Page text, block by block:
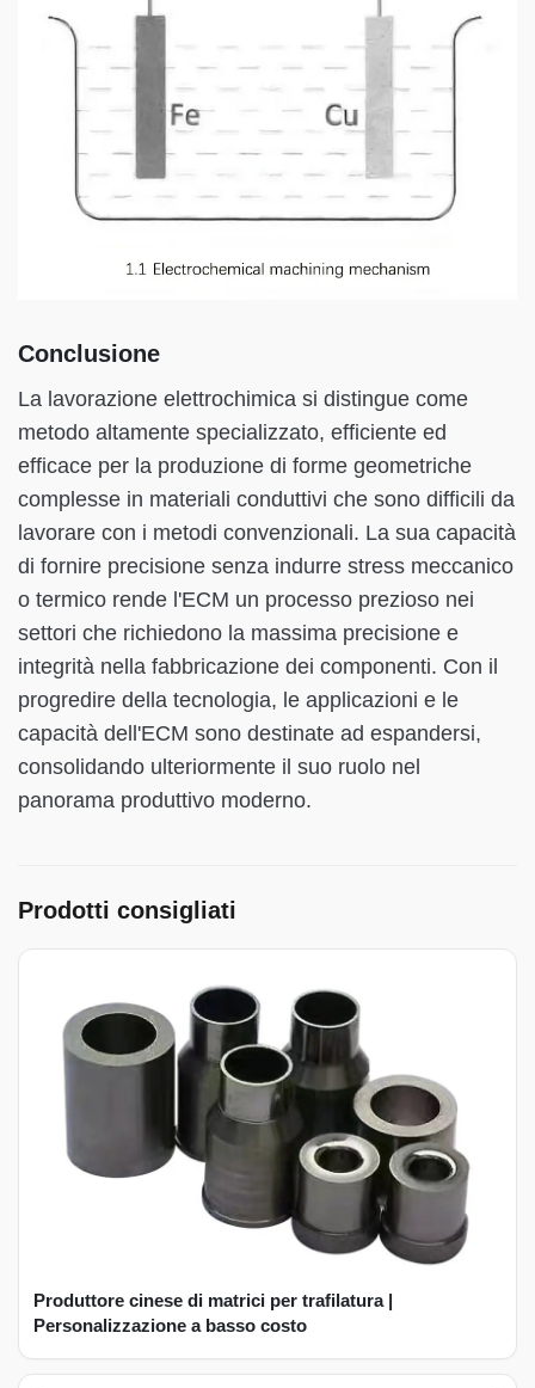
Conclusione
La lavorazione elettrochimica si distingue come
metodo altamente specializzato, efficiente ed
efficace per la produzione di forme geometriche
complesse in materiali conduttivi che sono difficili da
lavorare con i metodi convenzionali. La sua capacità
di fornire precisione senza indurre stress meccanico
o termico rende l'ECM un processo prezioso nei
settori che richiedono la massima precisione e
integrità nella fabbricazione dei componenti. Con il
progredire della tecnologia, le applicazioni e le
capacità dell'ECM sono destinate ad espandersi,
consolidando ulteriormente il suo ruolo nel
panorama produttivo moderno.
Prodotti consigliati
Produttore cinese di matrici per trafilatura |
Personalizzazione a basso costo